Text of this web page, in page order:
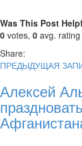
Was This Post
0 votes, 0 avg. rating
Share:
ПРЕДЫДУЩАЯ
Алексей